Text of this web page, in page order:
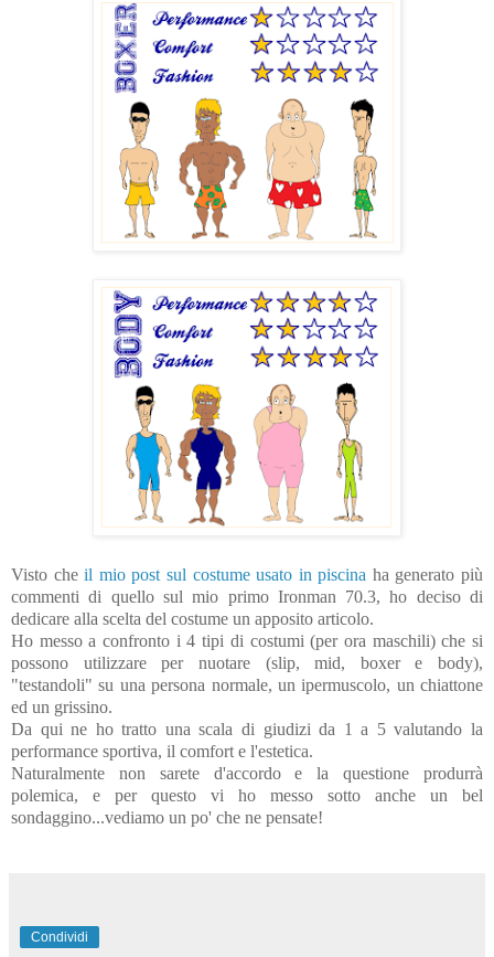
Visto cheil mio post sul costume usato in piscina ha generato più
commenti di quello sul mio primo Ironman 70.3, ho deciso di
dedicare alla scelta del costume un apposito articolo.
Ho messo a confronto i 4 tipi di costumi (per ora maschili) che si
possono utilizzare per nuotare (slip, mid, boxer e body),
"testandoli" su una persona normale, un ipermuscolo, un chiattone
ed un grissino.
Da qui ne ho tratto una scala di giudizi da 1 a 5 valutando la
performance sportiva, il comfort e l'estetica.
Naturalmente non sarete d'accordo e la questione produrrà
polemica, e per questo vi ho messo sotto anche un bel
sondaggino...vediamo un po' che ne pensate!
Condividi